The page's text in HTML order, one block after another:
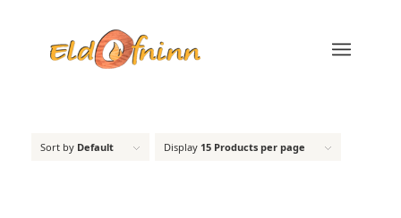
Sort by Default Display 15 Products per page